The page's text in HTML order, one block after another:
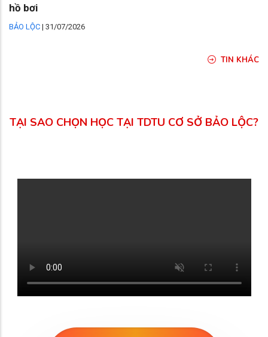
hồ bơi
BẢO LỘC | 31/07/2026
TIN KHÁC
TẠI SAO CHỌN HỌC TẠI TDTU CƠ SỞ BẢO LỘC?